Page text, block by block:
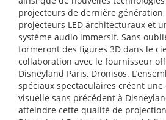
projecteurs de dernière
projecteurs LED architecturaux et
système audio immersif. Sans
formeront des figures 3D dans le
collaboration avec le fournisseur
Disneyland Paris, Dronisos.
spéciaux spectaculaires créent une
visuelle sans précédent à
atteindre cette qualité de